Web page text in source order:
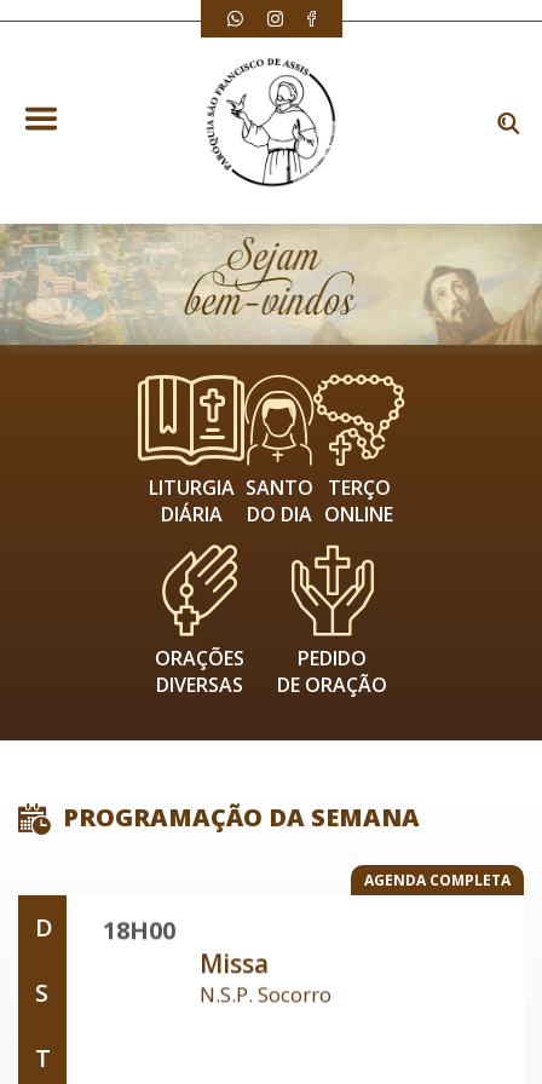
LITURGIA
DIÁRIA
SANTO
DO DIA
TERÇO
ONLINE
ORAÇÕES
DIVERSAS
PEDIDO
DE ORAÇÃO
PROGRAMAÇÃO DA SEMANA
AGENDA COMPLETA
D
S
T
07H30
Missa
Matriz
18H00
Missa
N.S.P. Socorro